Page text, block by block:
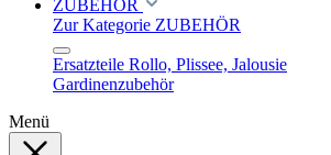
ZUBEHÖR
Zur Kategorie ZUBEHÖR
Ersatzteile Rollo, Plissee, Jalousie
Gardinenzubehör
Menü